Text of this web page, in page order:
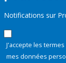
Notifications sur
J'accepte les termes
mes données